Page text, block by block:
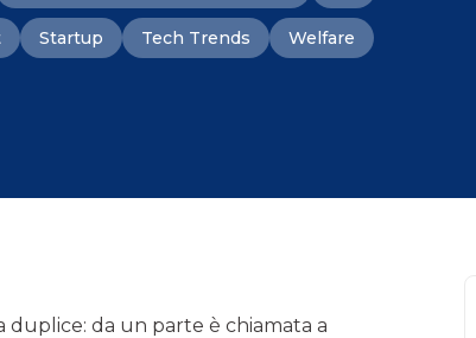
Startup Tech Trends Welfare
da un parte è chiamata a